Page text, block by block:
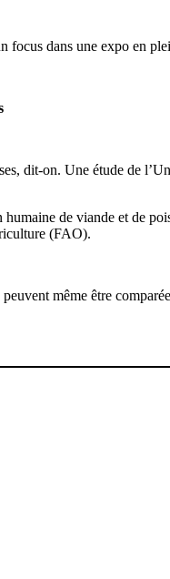
focus dans une expo en
dit-on. Une étude de
de viande et de
(FAO).
même être